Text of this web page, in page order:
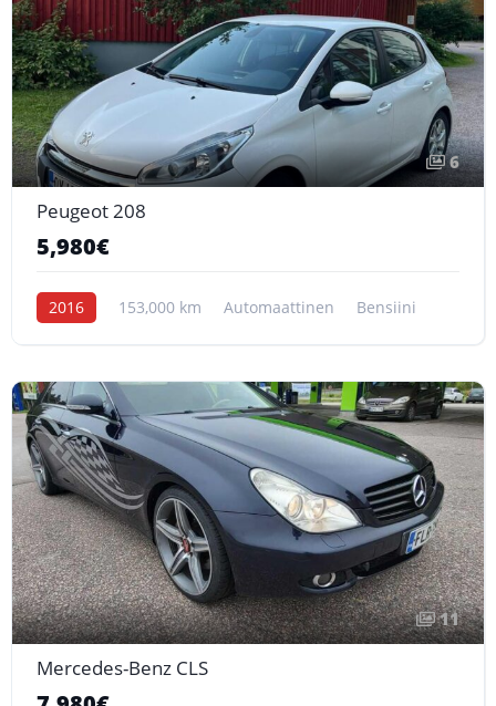
6
Peugeot 208
5,980€
2016 153,000 km Automaattinen Bensiini
11
Mercedes-Benz CLS